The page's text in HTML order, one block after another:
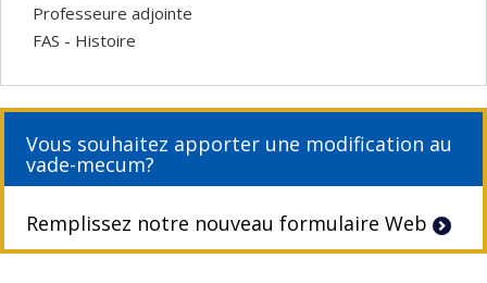
Professeure adjointe
FAS - Histoire
Vous souhaitez apporter une modification au
vade-mecum?
Remplissez notre nouveau formulaire Web